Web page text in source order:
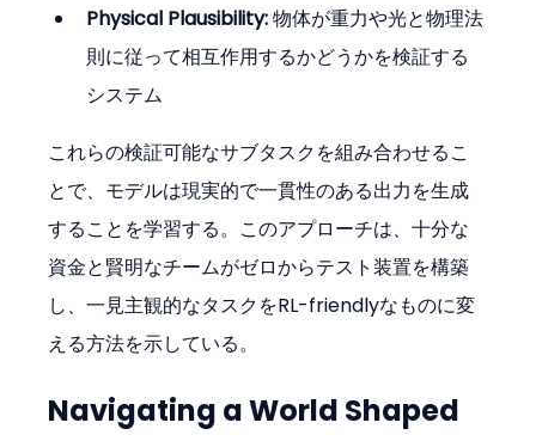
Physical Plausibility: 物体が重力や光と物理法
則に従って相互作用するかどうかを検証する
システム
これらの検証可能なサブタスクを組み合わせるこ
とで、モデルは現実的で一貫性のある出力を生成
することを学習する。このアプローチは、十分な
資金と賢明なチームがゼロからテスト装置を構築
し、一見主観的なタスクをRL-friendlyなものに変
える方法を示している。
Navigating a World Shaped